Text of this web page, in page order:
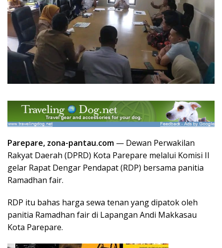
Parepare, zona-pantau.com — Dewan Perwakilan
Rakyat Daerah (DPRD) Kota Parepare melalui Komisi II
gelar Rapat Dengar Pendapat (RDP) bersama panitia
Ramadhan fair.
RDP itu bahas harga sewa tenan yang dipatok oleh
panitia Ramadhan fair di Lapangan Andi Makkasau
Kota Parepare.